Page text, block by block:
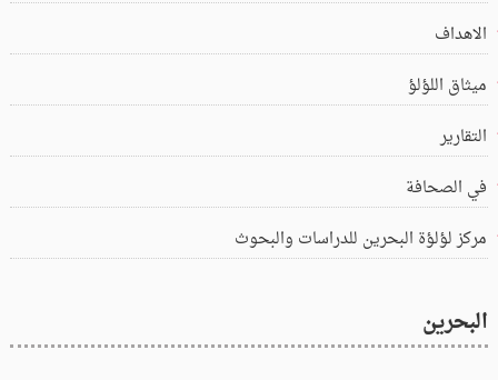
الاهداف
ميثاق اللؤلؤ
التقارير
في الصحافة
مركز لؤلؤة البحرين للدراسات والبحوث
البحرين